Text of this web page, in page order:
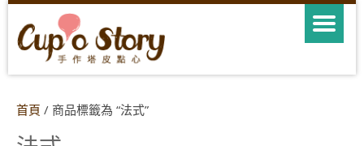
首頁 / 商品標籤為 “法式”